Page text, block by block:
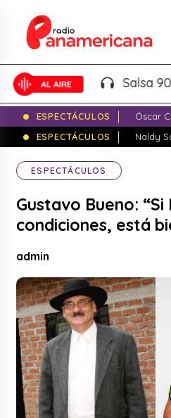
Salsa 90's
ESPECTÁCULOS
Óscar
ESPECTÁCULOS
Naldy
ESPECTÁCULOS
Gustavo Bueno:
condiciones, está
admin